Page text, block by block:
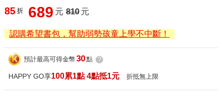
85 折 689 元 810 元
認購希望書包，幫助弱勢孩童上學不中斷！
預計最高可得金幣 30點 ?
HAPPY GO享100累1點 4點抵1元 折抵無上限